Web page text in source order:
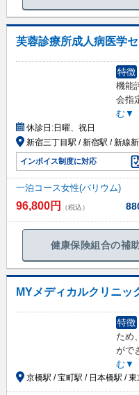
芙蓉診療所成人病医学
特徴
機能
会指
む▼
休診日:日曜、祝日
新宿三丁目駅 / 新宿駅 / 新線
インボイス制度に対応
一泊コース女性(バリウム)
96,800円 （税込）
健康保険組合の補
MYメディカルクリニッ
特徴
ため
がで
む▼
京橋駅 / 宝町駅 / 日本橋駅 / 東